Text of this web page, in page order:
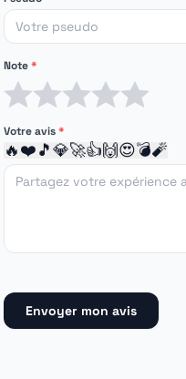
Note*
Votre avis*
🔥❤️🎵💎🚀👍🙌😍💣🧨
Envoyer mon avis